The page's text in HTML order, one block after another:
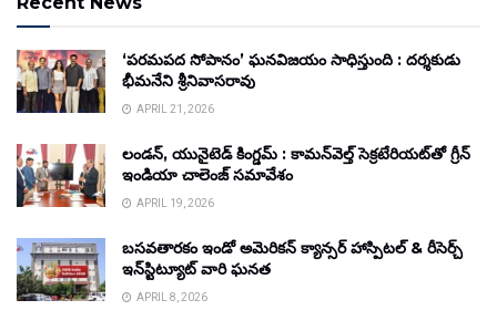
‘పరమపద సోపానం’ ఘనవిజయం సాధిస్తుంది : దర్శకుడు
భీమనేని శ్రీనివాసరావు
APRIL 21, 2026
లండన్, యునైటెడ్ కింగ్డమ్ : కామన్‌వెల్త్ సెక్రటేరియట్‌తో గ్రీన్
ఇండియా చాలెంజ్ సమావేశం
APRIL 19, 2026
బసవతారకం ఇండో అమెరికన్ క్యాన్సర్ హాస్పిటల్ & రీసెర్చ్
ఇన్‌స్టిట్యూట్ వారి ఘనత
APRIL 8, 2026